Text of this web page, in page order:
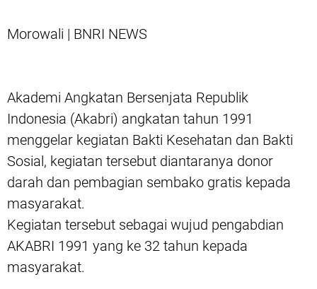
Morowali | BNRI NEWS
Akademi Angkatan Bersenjata Republik
Indonesia (Akabri) angkatan tahun 1991
menggelar kegiatan Bakti Kesehatan dan Bakti
Sosial, kegiatan tersebut diantaranya donor
darah dan pembagian sembako gratis kepada
masyarakat.
Kegiatan tersebut sebagai wujud pengabdian
AKABRI 1991 yang ke 32 tahun kepada
masyarakat.